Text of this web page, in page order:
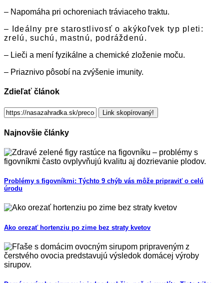
– Napomáha pri ochoreniach tráviaceho traktu.
– Ideálny pre starostlivosť o akýkoľvek typ pleti:
zrelú, suchú, mastnú, podráždenú.
– Lieči a mení fyzikálne a chemické zloženie moču.
– Priaznivo pôsobí na zvýšenie imunity.
Zdieľať článok
Link skopírovaný!
Najnovšie články
Problémy s figovníkmi: Týchto 9 chýb vás môže pripraviť o celú
úrodu
Ako orezať hortenziu po zime bez straty kvetov